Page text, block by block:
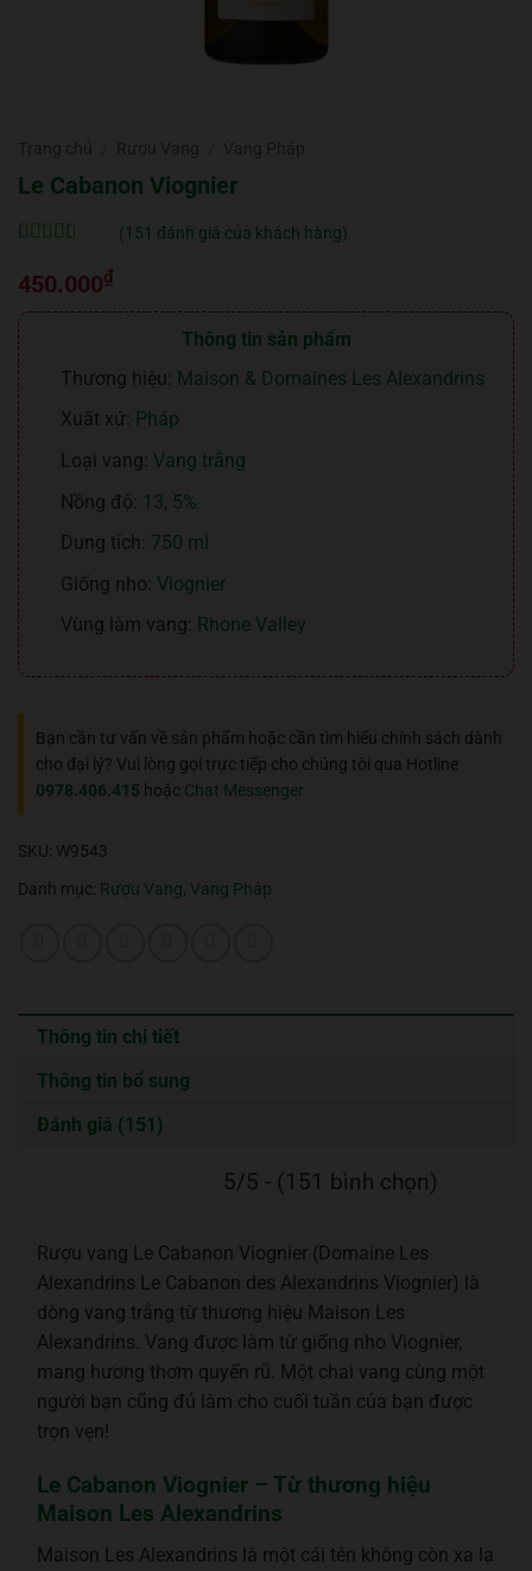
Le Cabanon Viognier
trênđánh
giá
(151 đánh giá của khách hàng)
450.000₫
Thông tin sản phẩm
Thương hiệu: Maison & Domaines Les Alexandrins
Xuất xứ: Pháp
Loại vang: Vang trắng
Nồng độ: 13, 5%
Dung tích: 750 ml
Giống nho: Viognier
Vùng làm vang:
Rhone Valley
Bạn cần tư vấn về sản phẩm hoặc cần tìm hiểu chính sách dành
cho đại lý? Vui lòng gọi trực tiếp cho chúng tôi qua Hotline
0978.406.415 hoặc Chat Messenger
SKU: W9543
Danh mục: Rượu Vang, Vang Pháp
Thông tin chi tiết
Thông tin bổ sung
Đánh giá (151)
5/5 - (151 bình chọn)
Rượu vang Le Cabanon Viognier (Domaine Les
Alexandrins Le Cabanon des Alexandrins Viognier) là
dòng vang trắng từ thương hiệu Maison Les
Alexandrins. Vang được làm từ giống nho Viognier,
mang hương thơm quyến rũ. Một chai vang cùng một
người bạn cũng đủ làm cho cuối tuần của bạn được
trọn vẹn!
Le Cabanon Viognier – Từ thương hiệu
Maison Les Alexandrins
Maison Les Alexandrins là một cái tên không còn xa lạ